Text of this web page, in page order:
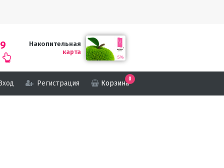
Накопительная
карта
Регистрация Корзина
0